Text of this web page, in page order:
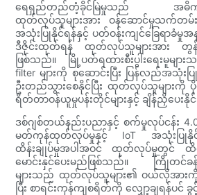
ရေရှည်တည်တံ့ခိုင်မြဲမှုသည် အဓိကအကြေ
ထုတ်လုပ်သူများအား ဝန်ဆောင်မှုသက်တမ်း
အသုံးပြုနိုင်ရန်နှင့် ပတ်ဝန်းကျင်ခြေရာခံမှုအ
ဒီဇိုင်းထုတ်ရန် ထုတ်လုပ်သူများအား တွန်
ဖြစ်သည်။ မြို့ပတ်ရထားစီးပွါးရေးမူမျ
filter များကို စုဆောင်းပြီး ပြန်လည်အသုံး
ဦးတည်သွားစေနိုင်ပြီး ထုတ်လုပ်သူများကို
ရိတ်တာဝန်ယူမှုပန်းတိုင်များနှင့် ချိန်ညှိပေး
ဒစ်ဂျစ်တယ်နည်းပညာနှင့် စက်မှုလုပ်ငန်း
မတ်ကုန်ထုတ်လုပ်မှုနှင့် IoT အသုံးပြု
ထိန်းချုပ်မှုအပါအဝင် ထုတ်လုပ်မှုတွင်
မောင်းနှင်ပေးမည်ဖြစ်သည်။ ကြိုတင်ခန့်မှန်
များသည် ထုတ်လုပ်သူများ၏ ဝယ်လိုအားကို
ပြီး စာရင်းကုန်ကျစရိတ်ကို လျှော့ချရန်ပင်